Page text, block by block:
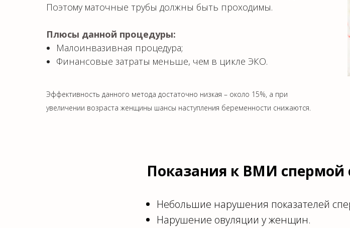
Поэтому маточные трубы должны быть проходимы.
Плюсы данной процедуры:
Малоинвазивная процедура;
Финансовые затраты меньше, чем в цикле ЭКО.
Эффективность данного метода достаточно низкая – около 15%, а при
увеличении возраста женщины шансы наступления беременности снижаются.
Показания к ВМИ спермой
Небольшие нарушения показателей
Нарушение овуляции у женщин.